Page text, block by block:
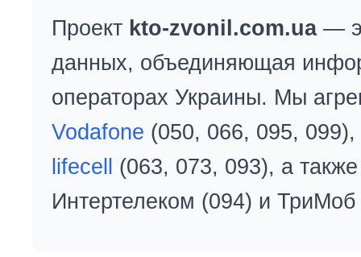
Проект kto-zvonil.com.ua—
данных, объединяющая
операторах Украины. Мы
Vodafone (050, 066, 095, 099),
lifecell
(063, 073, 093), а
Интертелеком (094) и ТриМоб